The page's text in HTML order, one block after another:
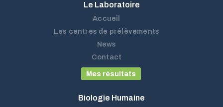
Le Laboratoire
Accueil
Les centres de prélèvements
News
Contact
Mes résultats
Biologie Humaine